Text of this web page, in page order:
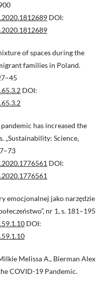
DOI:
of spaces during the
families in Poland.
DOI:
has increased the
„Sustainability: Science,
DOI:
emocjonalnej jako narzędzie
nr 1, s. 181–195
DOI:
Melissa A., Bierman Alex
COVID-19 Pandemic.